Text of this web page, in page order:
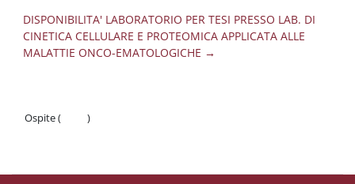
DISPONIBILITA' LABORATORIO PER TESI PRESSO LAB. DI
CINETICA CELLULARE E PROTEOMICA APPLICATA ALLE
MALATTIE ONCO-EMATOLOGICHE →
Ospite (
)